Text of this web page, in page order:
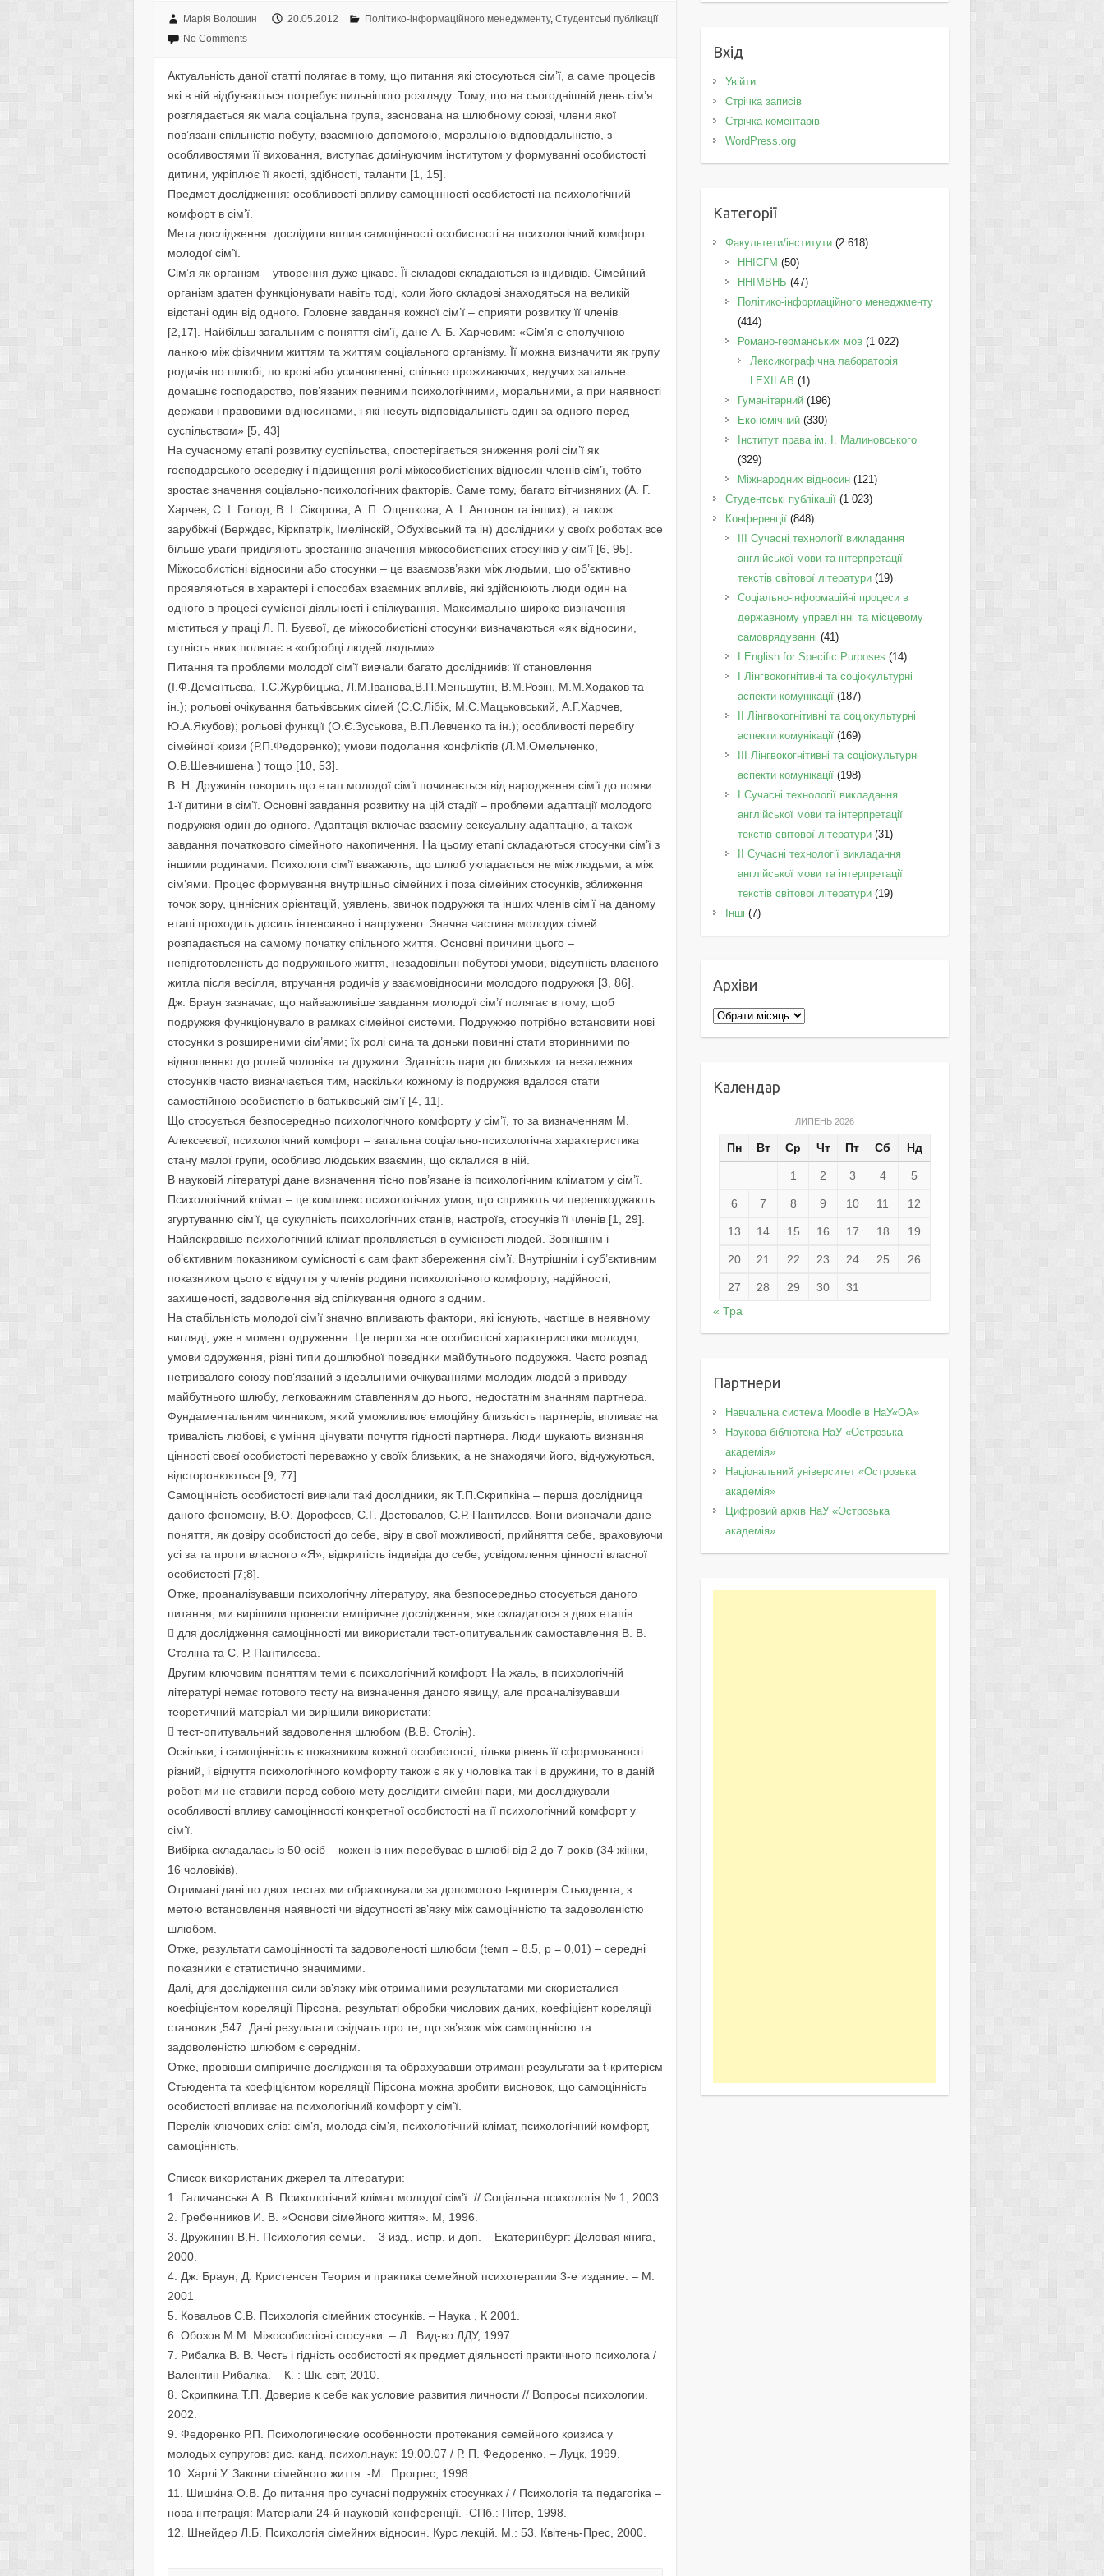
Марія Волошин 20.05.2012 Політико-інформаційного менеджменту, Студентські публікації
No Comments
Актуальність даної статті полягає в тому, що питання які стосуються сім’ї, а саме процесів
які в ній відбуваються потребує пильнішого розгляду. Тому, що на сьогоднішній день сім’я
розглядається як мала соціальна група, заснована на шлюбному союзі, члени якої
пов’язані спільністю побуту, взаємною допомогою, моральною відповідальністю, з
особливостями її виховання, виступає домінуючим інститутом у формуванні особистості
дитини, укріплює її якості, здібності, таланти [1, 15].
Предмет дослідження: особливості впливу самоцінності особистості на психологічний
комфорт в сім’ї.
Мета дослідження: дослідити вплив самоцінності особистості на психологічний комфорт
молодої сім’ї.
Сім’я як організм – утворення дуже цікаве. Її складові складаються із індивідів. Сімейний
організм здатен функціонувати навіть тоді, коли його складові знаходяться на великій
відстані один від одного. Головне завдання кожної сім’ї – сприяти розвитку її членів
[2,17].
Найбільш загальним є поняття сім’ї, дане А. Б. Харчевим: «Сім’я є сполучною
ланкою між фізичним життям та життям соціального організму. Її можна визначити як групу
родичів по шлюбі, по крові або усиновленні, спільно проживаючих, ведучих загальне
домашнє господарство, пов’язаних певними психологічними, моральними, а при наявності
держави і правовими відносинами, і які несуть відповідальність один за одного перед
суспільством» [5, 43]
На сучасному етапі розвитку суспільства, спостерігається зниження ролі сім’ї як
господарського осередку і підвищення ролі міжособистісних відносин членів сім’ї, тобто
зростає значення соціально-психологічних факторів. Саме тому, багато вітчизняних (А. Г.
Харчев, С. І. Голод, В. І. Сікорова, А. П. Ощепкова, А. І. Антонов та інших), а також
зарубіжні (Берждес, Кіркпатрік, Імелінскій, Обухівський та ін) дослідники у своїх роботах все
більше уваги приділяють зростанню значення міжособистісних стосунків у сім’ї [6, 95].
Міжособистісні відносини або стосунки – це взаємозв’язки між людьми, що об’єктивно
проявляються в характері і способах взаємних впливів, які здійснюють люди один на
одного в процесі сумісної діяльності і спілкування. Максимально широке визначення
міститься у праці Л. П. Буєвої, де міжособистісні стосунки визначаються «як відносини,
сутність яких полягає в «обробці людей людьми».
Питання та проблеми молодої сім’ї вивчали багато дослідників: її становлення
(І.Ф.Дємєнтьєва, Т.С.Журбицька, Л.М.Іванова,В.П.Меньшутін, В.М.Розін, М.М.Ходаков та
ін.); рольові очікування батьківських сімей (С.С.Лібіх, М.С.Мацьковський, А.Г.Харчев,
Ю.А.Якубов); рольові функції (О.Є.Зуськова, В.П.Левченко та ін.); особливості перебігу
сімейної кризи (Р.П.Федоренко); умови подолання конфліктів (Л.М.Омельченко,
О.В.Шевчишена ) тощо [10, 53].
В. Н. Дружинін говорить що етап молодої сім’ї починається від народження сім’ї до появи
1-ї дитини в сім’ї. Основні завдання розвитку на цій стадії – проблеми адаптації молодого
подружжя один до одного. Адаптація включає взаємну сексуальну адаптацію, а також
завдання початкового сімейного накопичення. На цьому етапі складаються стосунки сім’ї з
іншими родинами. Психологи сім’ї вважають, що шлюб укладається не між людьми, а між
сім’ями. Процес формування внутрішньо сімейних і поза сімейних стосунків, зближення
точок зору, ціннісних орієнтацій, уявлень, звичок подружжя та інших членів сім’ї на даному
етапі проходить досить інтенсивно і напружено. Значна частина молодих сімей
розпадається на самому початку спільного життя. Основні причини цього –
непідготовленість до подружнього життя, незадовільні побутові умови, відсутність власного
житла після весілля, втручання родичів у взаємовідносини молодого подружжя [3, 86].
Дж. Браун зазначає, що найважливіше завдання молодої сім’ї полягає в тому, щоб
подружжя функціонувало в рамках сімейної системи. Подружжю потрібно встановити нові
стосунки з розширеними сім’ями; їх ролі сина та доньки повинні стати вторинними по
відношенню до ролей чоловіка та дружини. Здатність пари до близьких та незалежних
стосунків часто визначається тим, наскільки кожному із подружжя вдалося стати
самостійною особистістю в батьківській сім’ї [4, 11].
Що стосується безпосередньо психологічного комфорту у сім’ї, то за визначенням М.
Алексеєвої, психологічний комфорт – загальна соціально-психологічна характеристика
стану малої групи, особливо людських взаємин, що склалися в ній.
В науковій літературі дане визначення тісно пов’язане із психологічним кліматом у сім’ї.
Психологічний клімат – це комплекс психологічних умов, що сприяють чи перешкоджають
згуртуванню сім’ї, це сукупність психологічних станів, настроїв, стосунків її членів [1, 29].
Найяскравіше психологічний клімат проявляється в сумісності людей. Зовнішнім і
об’єктивним показником сумісності є сам факт збереження сім’ї. Внутрішнім і суб’єктивним
показником цього є відчуття у членів родини психологічного комфорту, надійності,
захищеності, задоволення від спілкування одного з одним.
На стабільність молодої сім’ї значно впливають фактори, які існують, частіше в неявному
вигляді, уже в момент одруження. Це перш за все особистісні характеристики молодят,
умови одруження, різні типи дошлюбної поведінки майбутнього подружжя. Часто розпад
нетривалого союзу пов’язаний з ідеальними очікуваннями молодих людей з приводу
майбутнього шлюбу, легковажним ставленням до нього, недостатнім знанням партнера.
Фундаментальним чинником, який уможливлює емоційну близькість партнерів, впливає на
тривалість любові, є уміння цінувати почуття гідності партнера. Люди шукають визнання
цінності своєї особистості переважно у своїх близьких, а не знаходячи його, відчужуються,
відсторонюються [9, 77].
Самоцінність особистості вивчали такі дослідники, як Т.П.Скрипкіна – перша дослідниця
даного феномену, В.О. Дорофєєв, С.Г. Достовалов, С.Р. Пантилєєв. Вони визначали дане
поняття, як довіру особистості до себе, віру в свої можливості, прийняття себе, враховуючи
усі за та проти власного «Я», відкритість індивіда до себе, усвідомлення цінності власної
особистості [7;8].
Отже, проаналізувавши психологічну літературу, яка безпосередньо стосується даного
питання, ми вирішили провести емпіричне дослідження, яке складалося з двох етапів:
 для дослідження самоцінності ми використали тест-опитувальник самоставлення В. В.
Століна та С. Р. Пантилєєва.
Другим ключовим поняттям теми є психологічний комфорт. На жаль, в психологічній
літературі немає готового тесту на визначення даного явищу, але проаналізувавши
теоретичний матеріал ми вирішили використати:
 тест-опитувальний задоволення шлюбом (В.В. Столін).
Оскільки, і самоцінність є показником кожної особистості, тільки рівень її сформованості
різний, і відчуття психологічного комфорту також є як у чоловіка так і в дружини, то в даній
роботі ми не ставили перед собою мету дослідити сімейні пари, ми досліджували
особливості впливу самоцінності конкретної особистості на її психологічний комфорт у
сім’ї.
Вибірка складалась із 50 осіб – кожен із них перебуває в шлюбі від 2 до 7 років (34 жінки,
16 чоловіків).
Отримані дані по двох тестах ми обраховували за допомогою t-критерія Стьюдента, з
метою встановлення наявності чи відсутності зв’язку між самоцінністю та задоволеністю
шлюбом.
Отже, результати самоцінності та задоволеності шлюбом (tемп = 8.5, р = 0,01) – середні
показники є статистично значимими.
Далі, для дослідження сили зв’язку між отриманими результатами ми скористалися
коефіцієнтом кореляції Пірсона. результаті обробки числових даних, коефіцієнт кореляції
становив ,547. Дані результати свідчать про те, що зв’язок між самоцінністю та
задоволеністю шлюбом є середнім.
Отже, провівши емпіричне дослідження та обрахувавши отримані результати за t-критерієм
Стьюдента та коефіцієнтом кореляції Пірсона можна зробити висновок, що самоцінність
особистості впливає на психологічний комфорт у сім’ї.
Перелік ключових слів: сім’я, молода сім’я, психологічний клімат, психологічний комфорт,
самоцінність.
Список використаних джерел та літератури:
1. Галичанська А. В. Психологічний клімат молодої сім’ї. // Соціальна психологія № 1, 2003.
2. Гребенников И. В. «Основи сімейного життя». М, 1996.
3. Дружинин В.Н. Психология семьи. – 3 изд., испр. и доп. – Екатеринбург: Деловая книга,
2000.
4. Дж. Браун, Д. Кристенсен Теория и практика семейной психотерапии 3-е издание. – М.
2001
5. Ковальов С.В. Психологія сімейних стосунків. – Наука , К 2001.
6. Обозов М.М. Міжособистісні стосунки. – Л.: Вид-во ЛДУ, 1997.
7. Рибалка В. В. Честь і гідність особистості як предмет діяльності практичного психолога /
Валентин Рибалка. – К. : Шк. світ, 2010.
8. Скрипкина Т.П. Доверие к себе как условие развития личности // Вопросы психологии.
2002.
9. Федоренко Р.П. Психологические особенности протекания семейного кризиса у
молодых супругов: дис. канд. психол.наук: 19.00.07 / Р. П. Федоренко. – Луцк, 1999.
10. Харлі У. Закони сімейного життя. -М.: Прогрес, 1998.
11. Шишкіна О.В. До питання про сучасні подружніх стосунках / / Психологія та педагогіка –
нова інтеграція: Матеріали 24-й науковій конференції. -СПб.: Пітер, 1998.
12. Шнейдер Л.Б. Психологія сімейних відносин. Курс лекцій. М.: 53. Квітень-Прес, 2000.
Вхід
Увійти
Стрічка записів
Стрічка коментарів
WordPress.org
Категорії
Факультети/інститути(2 618)
ННІСГМ (50)
ННІМВНБ (47)
Політико-інформаційного менеджменту
(414)
Романо-германських мов(1 022)
Лексикографічна лабораторія
LEXILAB (1)
Гуманітарний(196)
Економічний(330)
Інститут права ім. І. Малиновського
(329)
Міжнародних відносин(121)
Студентські публікації(1 023)
Конференції(848)
III Сучасні технології викладання
англійської мови та інтерпретації
текстів світової літератури(19)
Соціально-інформаційні процеси в
державному управлінні та місцевому
самоврядуванні (41)
І English for Specific Purposes (14)
I Лінгвокогнітивні та соціокультурні
аспекти комунікації(187)
IІ Лінгвокогнітивні та соціокультурні
аспекти комунікації(169)
IІI Лінгвокогнітивні та соціокультурні
аспекти комунікації(198)
I Cучасні технології викладання
англійської мови та інтерпретації
текстів світової літератури(31)
II Cучасні технології викладання
англійської мови та інтерпретації
текстів світової літератури(19)
Інші (7)
Архіви
Архіви
Календар
ЛИПЕНЬ 2026
Пн Вт Ср Чт Пт Сб Нд
1 2 3 4 5
6 7 8 9 10 11 12
13 14 15 16 17 18 19
20 21 22 23 24 25 26
27 28 29 30
31
« Тра
Партнери
Навчальна система Moodle в НаУ«ОА»
Наукова бібліотека НаУ «Острозька
академія»
Національний університет «Острозька
академія»
Цифровий архів НаУ «Острозька
академія»